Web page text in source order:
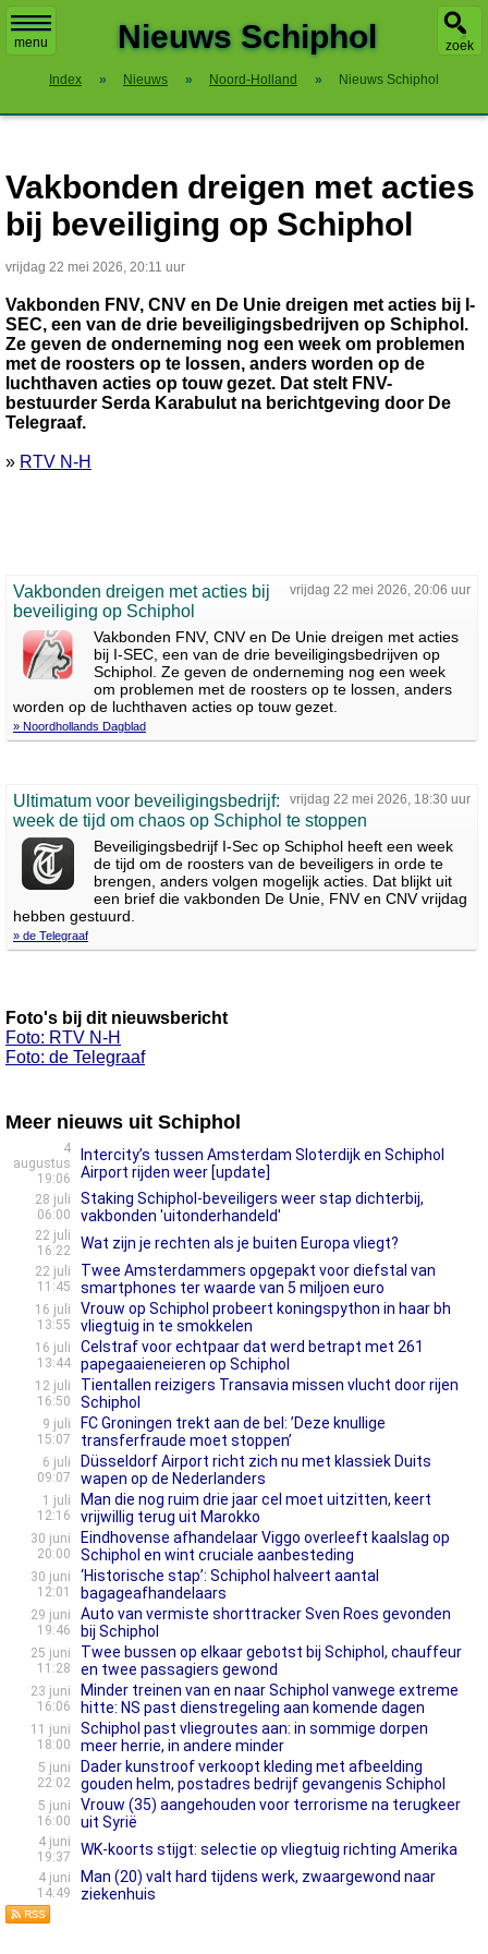
menu zoek
Nieuws Schiphol
Index » Nieuws » Noord-Holland » Nieuws Schiphol
Vakbonden dreigen met acties
bij beveiliging op Schiphol
vrijdag 22 mei 2026, 20:11 uur
Vakbonden FNV, CNV en De Unie dreigen met acties bij I-
SEC, een van de drie beveiligingsbedrijven op Schiphol.
Ze geven de onderneming nog een week om problemen
met de roosters op te lossen, anders worden op de
luchthaven acties op touw gezet. Dat stelt FNV-
bestuurder Serda Karabulut na berichtgeving door De
Telegraaf.
» RTV N-H
vrijdag 22 mei 2026, 20:06 uur
Vakbonden dreigen met acties bij
beveiliging op Schiphol
Vakbonden FNV, CNV en De Unie dreigen met acties
bij I-SEC, een van de drie beveiligingsbedrijven op
Schiphol. Ze geven de onderneming nog een week
om problemen met de roosters op te lossen, anders
worden op de luchthaven acties op touw gezet.
» Noordhollands Dagblad
vrijdag 22 mei 2026, 18:30 uur
Ultimatum voor beveiligingsbedrijf:
week de tijd om chaos op Schiphol te stoppen
Beveiligingsbedrijf I-Sec op Schiphol heeft een week
de tijd om de roosters van de beveiligers in orde te
brengen, anders volgen mogelijk acties. Dat blijkt uit
een brief die vakbonden De Unie, FNV en CNV vrijdag
hebben gestuurd.
» de Telegraaf
Foto's bij dit nieuwsbericht
Foto: RTV N-H
Foto: de Telegraaf
Meer nieuws uit Schiphol
4
augustus
19:06
Intercity’s tussen Amsterdam Sloterdijk en Schiphol
Airport rijden weer [update]
28 juli
06:00
Staking Schiphol-beveiligers weer stap dichterbij,
vakbonden 'uitonderhandeld'
22 juli
16:22
Wat zijn je rechten als je buiten Europa vliegt?
22 juli
11:45
Twee Amsterdammers opgepakt voor diefstal van
smartphones ter waarde van 5 miljoen euro
16 juli
13:55
Vrouw op Schiphol probeert koningspython in haar bh
vliegtuig in te smokkelen
16 juli
13:44
Celstraf voor echtpaar dat werd betrapt met 261
papegaaieneieren op Schiphol
12 juli
16:50
Tientallen reizigers Transavia missen vlucht door rijen
Schiphol
9 juli
15:07
FC Groningen trekt aan de bel: ’Deze knullige
transferfraude moet stoppen’
6 juli
09:07
Düsseldorf Airport richt zich nu met klassiek Duits
wapen op de Nederlanders
1 juli
12:16
Man die nog ruim drie jaar cel moet uitzitten, keert
vrijwillig terug uit Marokko
30 juni
20:00
Eindhovense afhandelaar Viggo overleeft kaalslag op
Schiphol en wint cruciale aanbesteding
30 juni
12:01
‘Historische stap’: Schiphol halveert aantal
bagageafhandelaars
29 juni
19:46
Auto van vermiste shorttracker Sven Roes gevonden
bij Schiphol
25 juni
11:28
Twee bussen op elkaar gebotst bij Schiphol, chauffeur
en twee passagiers gewond
23 juni
16:06
Minder treinen van en naar Schiphol vanwege extreme
hitte: NS past dienstregeling aan komende dagen
11 juni
18:00
Schiphol past vliegroutes aan: in sommige dorpen
meer herrie, in andere minder
5 juni
22:02
Dader kunstroof verkoopt kleding met afbeelding
gouden helm, postadres bedrijf gevangenis Schiphol
5 juni
16:00
Vrouw (35) aangehouden voor terrorisme na terugkeer
uit Syrië
4 juni
19:37
WK-koorts stijgt: selectie op vliegtuig richting Amerika
4 juni
14:49
Man (20) valt hard tijdens werk, zwaargewond naar
ziekenhuis